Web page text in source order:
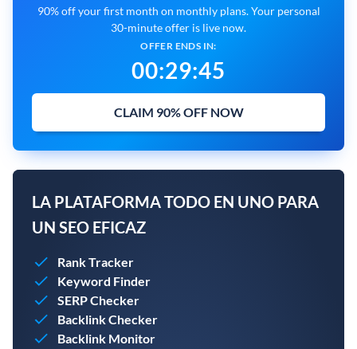
90% off your first month on monthly plans. Your personal
30-minute offer is live now.
OFFER ENDS IN:
00:29:44
CLAIM 90% OFF NOW
LA PLATAFORMA TODO EN UNO PARA
UN SEO EFICAZ
Rank Tracker
Keyword Finder
SERP Checker
Backlink Checker
Backlink Monitor